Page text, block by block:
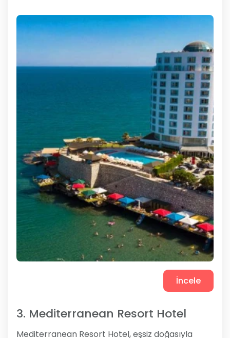
İncele
3. Mediterranean Resort Hotel
Mediterranean Resort Hotel, eşsiz doğasıyla